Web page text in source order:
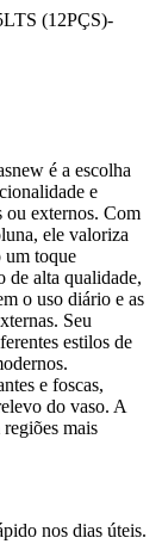
(12PÇS)-
é a escolha
e
ou externos. Com
ele valoriza
um toque
de alta qualidade,
o uso diário e as
Seu
estilos de
e foscas,
do vaso. A
mais
nos dias úteis.